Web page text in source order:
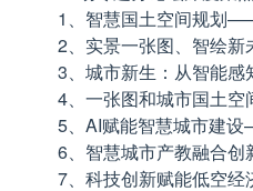
1、智慧国土空间规划
2、实景一张图、智绘
3、城市新生：从智能
4、一张图和城市国土
5、AI赋能智慧城市建
6、智慧城市产教融合
7、科技创新赋能低空